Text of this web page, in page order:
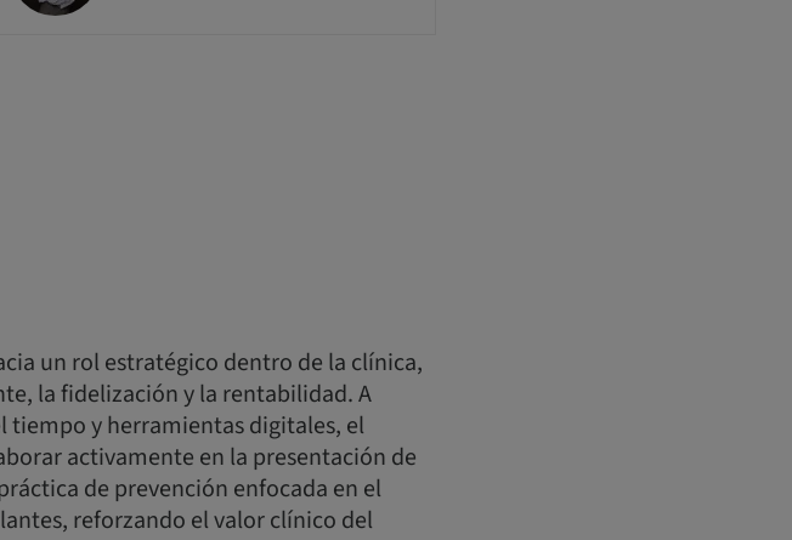
un rol estratégico dentro de la clínica,
la fidelización y la rentabilidad. A
tiempo y herramientas digitales, el
activamente en la presentación de
de prevención enfocada en el
reforzando el valor clínico del